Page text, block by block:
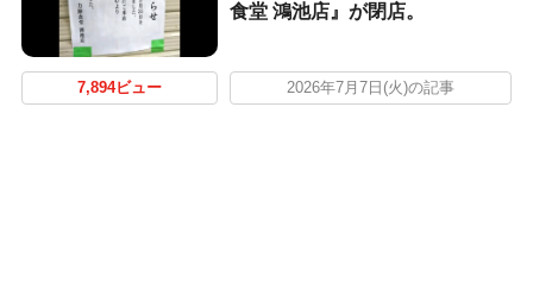
食堂 鴻池店』が閉店。
7,894ビュー 2026年7月7日(火)の記事